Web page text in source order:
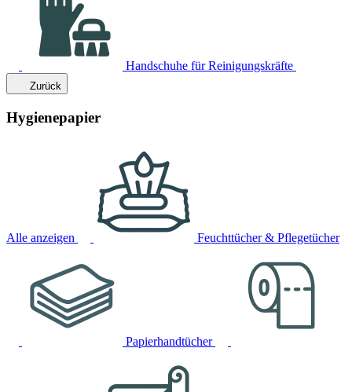
Handschuhe für Reinigungskräfte
Zurück
Hygienepapier
Alle anzeigen Feuchttücher & Pflegetücher
Papierhandtücher